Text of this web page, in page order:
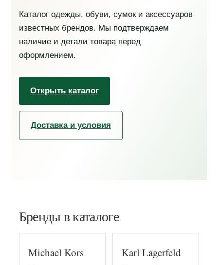
Каталог одежды, обуви, сумок и аксессуаров
известных брендов. Мы подтверждаем
наличие и детали товара перед
оформлением.
Открыть каталог
Доставка и условия
Бренды в каталоге
Michael Kors Karl Lagerfeld